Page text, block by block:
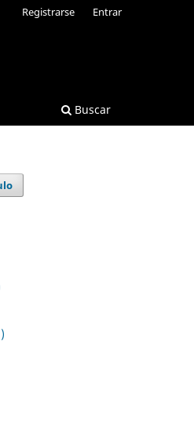
Buscar
Registrarse Entrar